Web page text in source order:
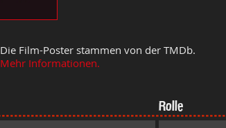
Die Film-Poster stammen von der TMDb.
Mehr Informationen.
Rolle